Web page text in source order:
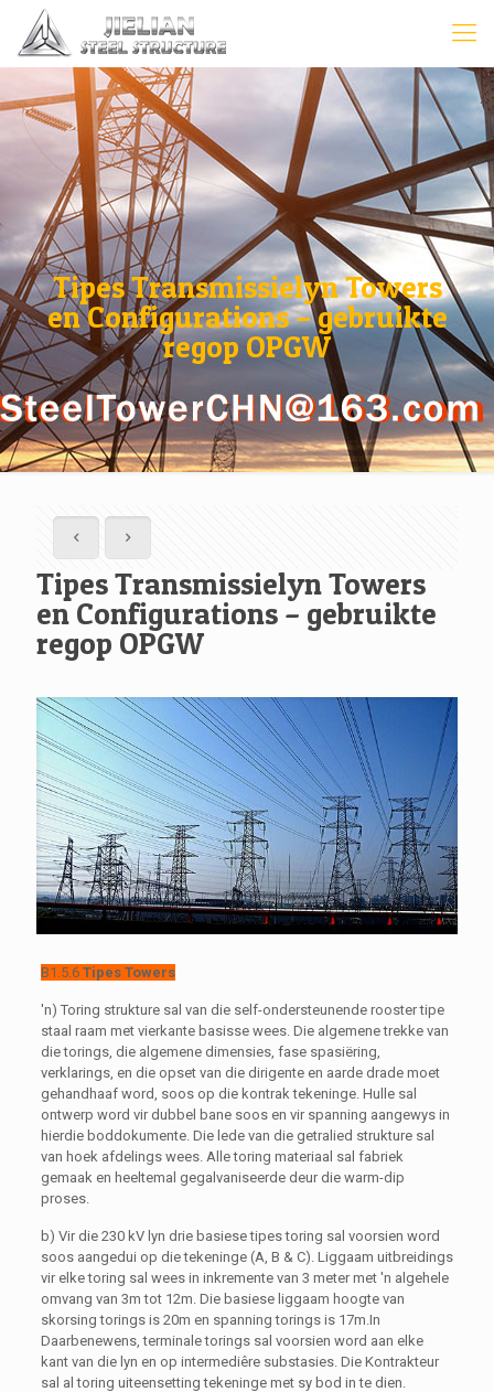
Tipes Transmissielyn Towers
en Configurations – gebruikte
regop OPGW
Tipes Transmissielyn Towers
en Configurations – gebruikte
regop OPGW
B1.5.6Tipes Towers
'n) Toring strukture sal van die self-ondersteunende rooster tipe
staal raam met vierkante basisse wees. Die algemene trekke van
die torings, die algemene dimensies, fase spasiëring,
verklarings, en die opset van die dirigente en aarde drade moet
gehandhaaf word, soos op die kontrak tekeninge. Hulle sal
ontwerp word vir dubbel bane soos en vir spanning aangewys in
hierdie boddokumente. Die lede van die getralied strukture sal
van hoek afdelings wees. Alle toring materiaal sal fabriek
gemaak en heeltemal gegalvaniseerde deur die warm-dip
proses.
b) Vir die 230 kV lyn drie basiese tipes toring sal voorsien word
soos aangedui op die tekeninge (A, B & C). Liggaam uitbreidings
vir elke toring sal wees in inkremente van 3 meter met 'n algehele
omvang van 3m tot 12m. Die basiese liggaam hoogte van
skorsing torings is 20m en spanning torings is 17m.In
Daarbenewens, terminale torings sal voorsien word aan elke
kant van die lyn en op intermediêre substasies. Die Kontrakteur
sal al toring uiteensetting tekeninge met sy bod in te dien.